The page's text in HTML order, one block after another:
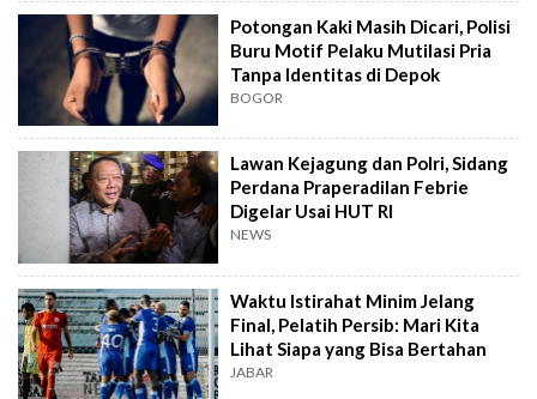
Potongan Kaki Masih Dicari, Polisi
Buru Motif Pelaku Mutilasi Pria
Tanpa Identitas di Depok
BOGOR
Lawan Kejagung dan Polri, Sidang
Perdana Praperadilan Febrie
Digelar Usai HUT RI
NEWS
Waktu Istirahat Minim Jelang
Final, Pelatih Persib: Mari Kita
Lihat Siapa yang Bisa Bertahan
JABAR